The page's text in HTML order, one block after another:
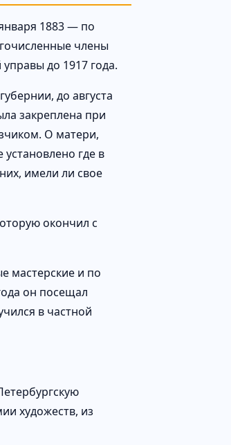
1883 — по
члены
до 1917 года.
до августа
закреплена при
О матери,
где в
имели ли свое
окончил с
мастерские и по
он посещал
в частной
художеств, из